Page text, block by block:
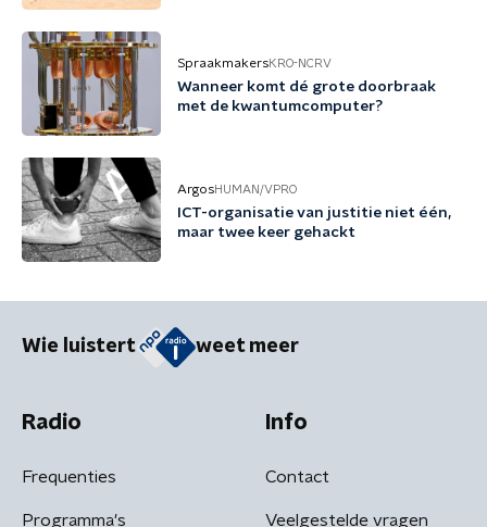
SpraakmakersKRO-NCRV
Wanneer komt dé grote doorbraak
met de kwantumcomputer?
ArgosHUMAN/VPRO
ICT-organisatie van justitie niet één,
maar twee keer gehackt
Wie luistert weet meer
Radio
Frequenties
Programma's
Info
Contact
Veelgestelde vragen